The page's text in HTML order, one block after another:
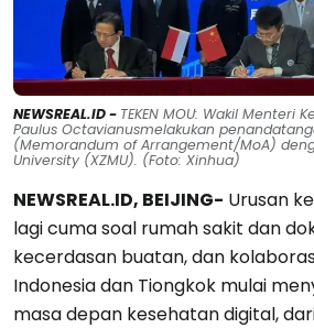
NEWSREAL.ID - TEKEN MOU: Wakil Menteri
Paulus Octavianusmelakukan
(Memorandum of Arrangement/MoA)
University (XZMU). (Foto: Xinhua)
NEWSREAL.ID, BEIJING- Urusan
lagi cuma soal rumah sakit dan
kecerdasan buatan, dan
Indonesia dan Tiongkok mulai
masa depan kesehatan digital,